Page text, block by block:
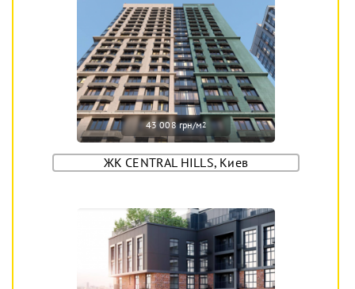
43 008 грн/м2
ЖК CENTRAL HILLS, Киев